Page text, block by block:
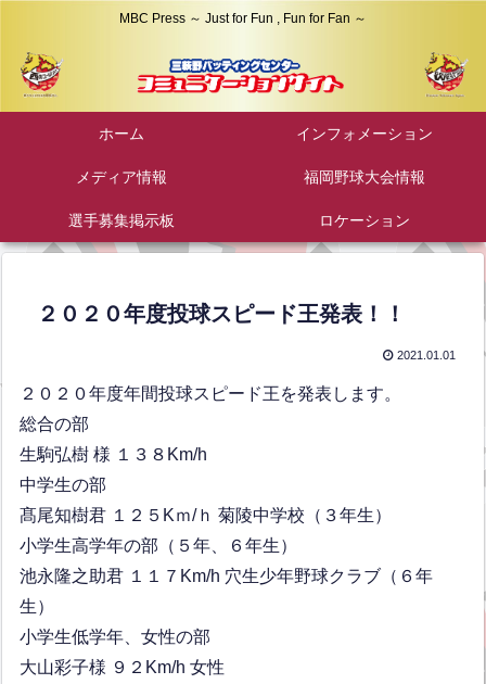
MBC Press ～ Just for Fun , Fun for Fan ～
ホーム インフォメーション
メディア情報 福岡野球大会情報
選手募集掲示板 ロケーション
２０２０年度投球スピード王発表！！
2021.01.01
２０２０年度年間投球スピード王を発表します。
総合の部
生駒弘樹 様 １３８Km/h
中学生の部
髙尾知樹君 １２５Kｍ/ｈ 菊陵中学校（３年生）
小学生高学年の部（５年、６年生）
池永隆之助君 １１７Km/h 穴生少年野球クラブ（６年
生）
小学生低学年、女性の部
大山彩子様 ９２Km/h 女性